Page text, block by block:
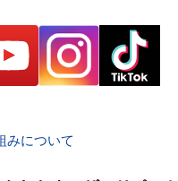
みについて